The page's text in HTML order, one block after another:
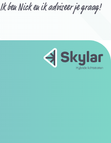
Ik ben Nick en ik adviseer je graag!